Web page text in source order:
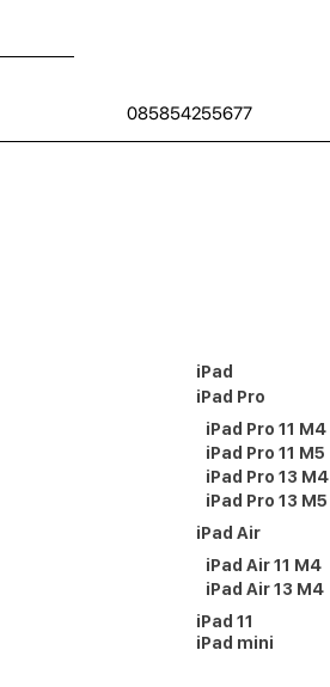
085854255677
iPad
iPad Pro
iPad Pro 11 M4
iPad Pro 11 M5
iPad Pro 13 M4
iPad Pro 13 M5
iPad Air
iPad Air 11 M4
iPad Air 13 M4
iPad 11
iPad mini